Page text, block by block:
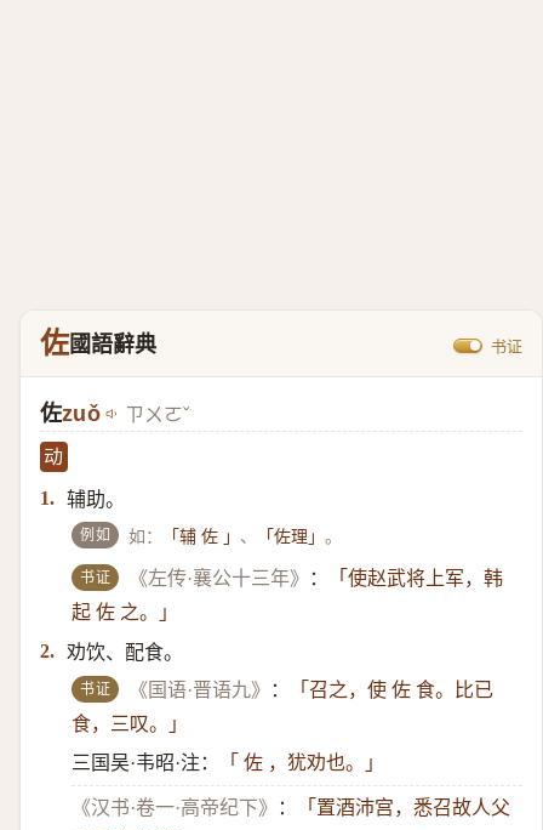
佐國語辭典 书证
佐zuǒ ㄗㄨㄛˇ
动
1. 辅助。
例如 如： 「辅 佐 」 、 「佐理」。
书证 《左传·襄公十三年》 ：
「使赵武将上军，韩
起 佐 之。」
2. 劝饮、配食。
书证 《国语·晋语九》 ：
「召之，使 佐 食。比已
食，三叹。」
三国吴·韦昭·注：
「 佐 ，犹劝也。」
《汉书·卷一·高帝纪下》 ：
「置酒沛宫，悉召故人父